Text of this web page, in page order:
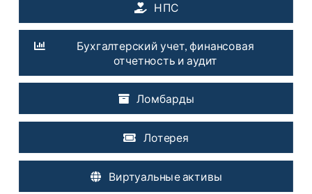
НПС
Бухгалтерский учет, финансовая
отчетность и аудит
Ломбарды
Лотерея
Виртуальные активы